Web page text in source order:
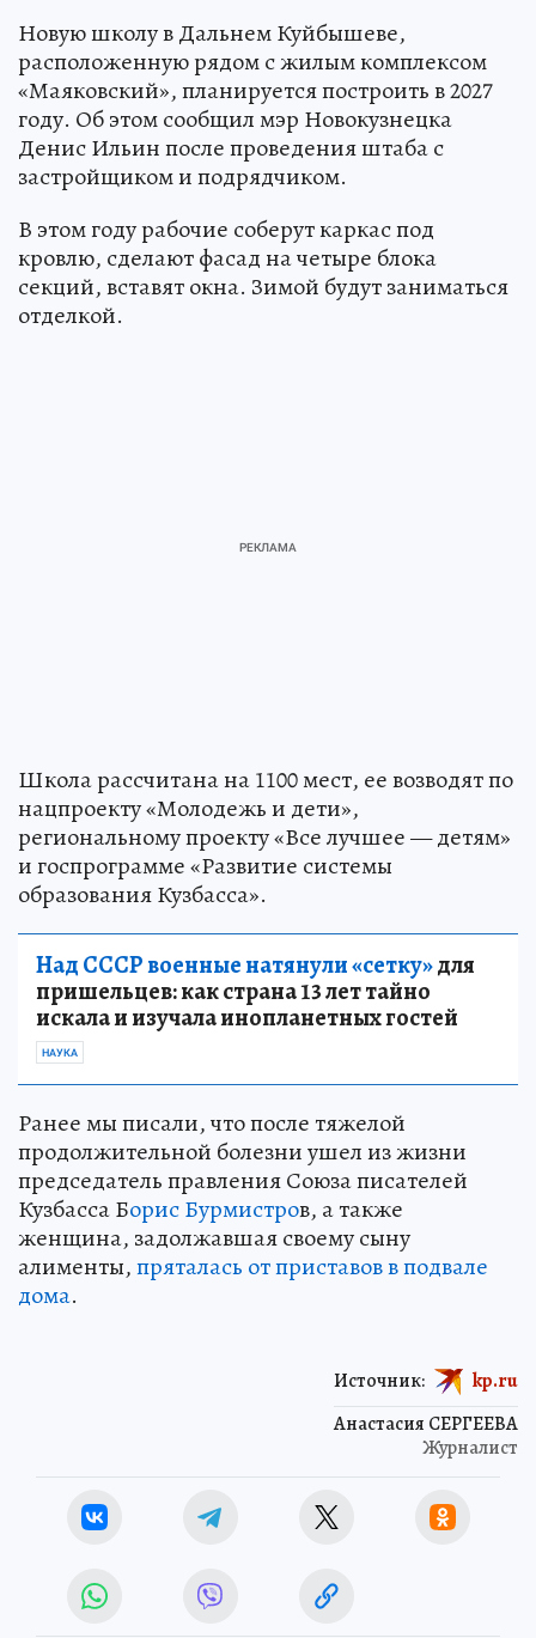
Новую школу в Дальнем Куйбышеве,
расположенную рядом с жилым комплексом
«Маяковский», планируется построить в 2027
году. Об этом сообщил мэр Новокузнецка
Денис Ильин после проведения штаба с
застройщиком и подрядчиком. ‎
‎В этом году рабочие соберут каркас под
кровлю, сделают фасад на четыре блока
секций, вставят окна. Зимой будут заниматься
отделкой.
Школа рассчитана на 1100 мест, ее возводят по
нацпроекту «Молодежь и дети»,
региональному проекту «Все лучшее — детям»
и госпрограмме «Развитие системы
образования Кузбасса».
Над СССР военные натянули «сетку»для
пришельцев: как страна 13 лет тайно
искала и изучала инопланетных гостей
НАУКА
Ранее мы писали, что после тяжелой
продолжительной болезни ушел из жизни
председатель правления Союза писателей
Кузбасса Борис Бурмистров, а также
женщина, задолжавшая своему сыну
алименты,пряталась от приставов в подвале
дома.
Анастасия СЕРГЕЕВА
Журналист
Источник: kp.ru